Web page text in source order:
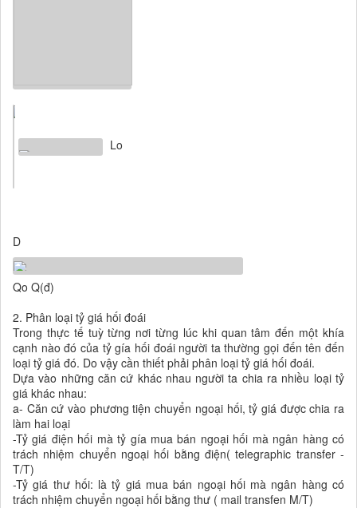
Lo
D
Qo Q(đ)
2. Phân loại tỷ giá hối đoái
Trong thực tế tuỳ từng nơi từng lúc khi quan tâm đến một khía
cạnh nào đó của tỷ gía hối đoái người ta thường gọi đến tên đến
loại tỷ giá đó. Do vậy cần thiết phải phân loại tỷ giá hối đoái.
Dựa vào những căn cứ khác nhau người ta chia ra nhiều loại tỷ
giá khác nhau:
a- Căn cứ vào phương tiện chuyển ngoại hối, tỷ giá được chia ra
làm hai loại
-Tỷ giá điện hối mà tỷ gía mua bán ngoại hối mà ngân hàng có
trách nhiệm chuyển ngoại hối bằng điện( telegraphic transfer -
T/T)
-Tỷ giá thư hối: là tỷ giá mua bán ngoại hối mà ngân hàng có
trách nhiệm chuyển ngoại hối bằng thư ( mail transfen M/T)